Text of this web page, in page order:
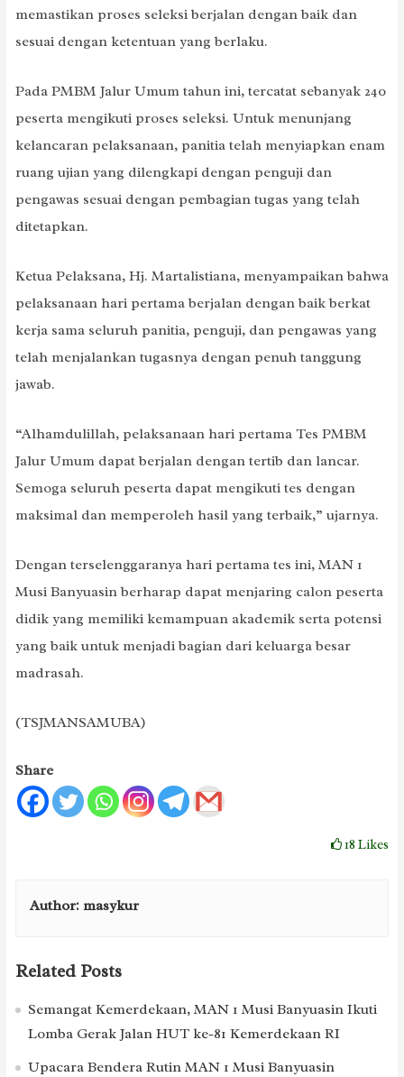
memastikan proses seleksi berjalan dengan baik dan
sesuai dengan ketentuan yang berlaku.
Pada PMBM Jalur Umum tahun ini, tercatat sebanyak 240
peserta mengikuti proses seleksi. Untuk menunjang
kelancaran pelaksanaan, panitia telah menyiapkan enam
ruang ujian yang dilengkapi dengan penguji dan
pengawas sesuai dengan pembagian tugas yang telah
ditetapkan.
Ketua Pelaksana, Hj. Martalistiana, menyampaikan bahwa
pelaksanaan hari pertama berjalan dengan baik berkat
kerja sama seluruh panitia, penguji, dan pengawas yang
telah menjalankan tugasnya dengan penuh tanggung
jawab.
“Alhamdulillah, pelaksanaan hari pertama Tes PMBM
Jalur Umum dapat berjalan dengan tertib dan lancar.
Semoga seluruh peserta dapat mengikuti tes dengan
maksimal dan memperoleh hasil yang terbaik,” ujarnya.
Dengan terselenggaranya hari pertama tes ini, MAN 1
Musi Banyuasin berharap dapat menjaring calon peserta
didik yang memiliki kemampuan akademik serta potensi
yang baik untuk menjadi bagian dari keluarga besar
madrasah.
(TSJMANSAMUBA)
Share
18Likes
Author: masykur
Related Posts
Semangat Kemerdekaan, MAN 1 Musi Banyuasin Ikuti
Lomba Gerak Jalan HUT ke-81 Kemerdekaan RI
Upacara Bendera Rutin MAN 1 Musi Banyuasin